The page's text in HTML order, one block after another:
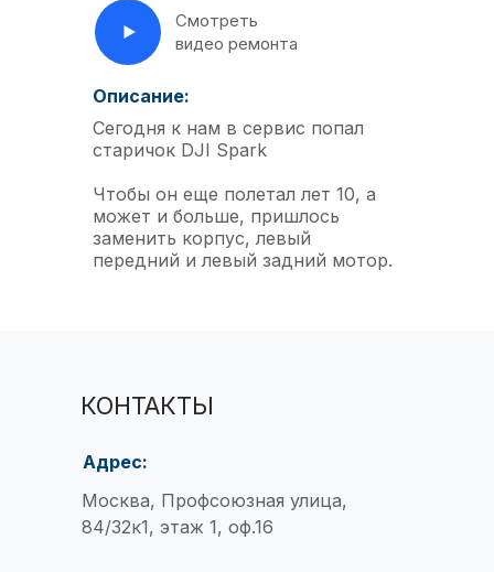
Описание:
Сегодня к нам в сервис попал
старичок DJI Spark
Чтобы он еще полетал лет 10, а
может и больше, пришлось
заменить корпус, левый
передний и левый задний мотор.
Смотреть
видео ремонта
КОНТАКТЫ
Адрес:
Москва, Профсоюзная улица,
84/32к1, этаж 1, оф.16